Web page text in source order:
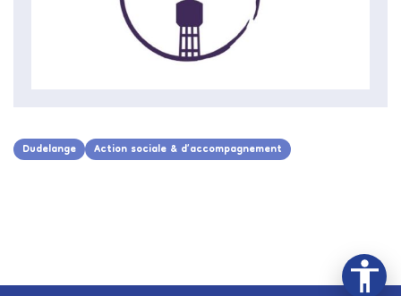
Dudelange Action sociale & d’accompagnement